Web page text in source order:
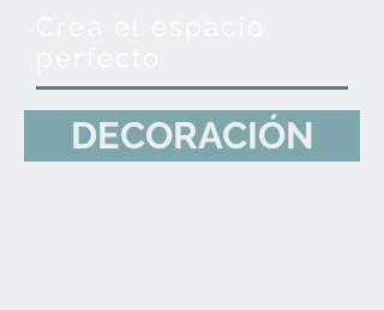
DECORACIÓN